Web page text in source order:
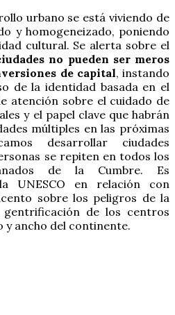
urbano se está viviendo de
y homogeneizado, poniendo
cultural. Se alerta sobre el
no pueden ser meros
de capital, instando
de la identidad basada en el
atención sobre el cuidado de
y el papel clave que habrán
múltiples en las próximas
desarrollar ciudades
se repiten en todos los
de la Cumbre. Es
UNESCO en relación con
sobre los peligros de la
gentrificación de los centros
y ancho del continente.